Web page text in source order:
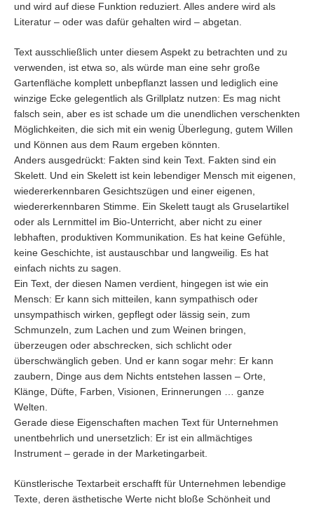
und wird auf diese Funktion reduziert. Alles andere wird als
Literatur – oder was dafür gehalten wird – abgetan.
Text ausschließlich unter diesem Aspekt zu betrachten und zu
verwenden, ist etwa so, als würde man eine sehr große
Gartenfläche komplett unbepflanzt lassen und lediglich eine
winzige Ecke gelegentlich als Grillplatz nutzen: Es mag nicht
falsch sein, aber es ist schade um die unendlichen verschenkten
Möglichkeiten, die sich mit ein wenig Überlegung, gutem Willen
und Können aus dem Raum ergeben könnten.
Anders ausgedrückt: Fakten sind kein Text. Fakten sind ein
Skelett. Und ein Skelett ist kein lebendiger Mensch mit eigenen,
wiedererkennbaren Gesichtszügen und einer eigenen,
wiedererkennbaren Stimme. Ein Skelett taugt als Gruselartikel
oder als Lernmittel im Bio-Unterricht, aber nicht zu einer
lebhaften, produktiven Kommunikation. Es hat keine Gefühle,
keine Geschichte, ist austauschbar und langweilig. Es hat
einfach nichts zu sagen.
Ein Text, der diesen Namen verdient, hingegen ist wie ein
Mensch: Er kann sich mitteilen, kann sympathisch oder
unsympathisch wirken, gepflegt oder lässig sein, zum
Schmunzeln, zum Lachen und zum Weinen bringen,
überzeugen oder abschrecken, sich schlicht oder
überschwänglich geben. Und er kann sogar mehr: Er kann
zaubern, Dinge aus dem Nichts entstehen lassen – Orte,
Klänge, Düfte, Farben, Visionen, Erinnerungen … ganze
Welten.
Gerade diese Eigenschaften machen Text für Unternehmen
unentbehrlich und unersetzlich: Er ist ein allmächtiges
Instrument – gerade in der Marketingarbeit.
Künstlerische Textarbeit erschafft für Unternehmen lebendige
Texte, deren ästhetische Werte nicht bloße Schönheit und